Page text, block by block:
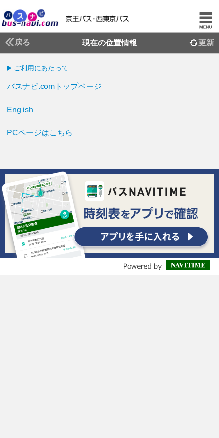
戻る 現在の位置情報 更新
ご利用にあたって
バスナビ.comトップページ
English
PCページはこちら